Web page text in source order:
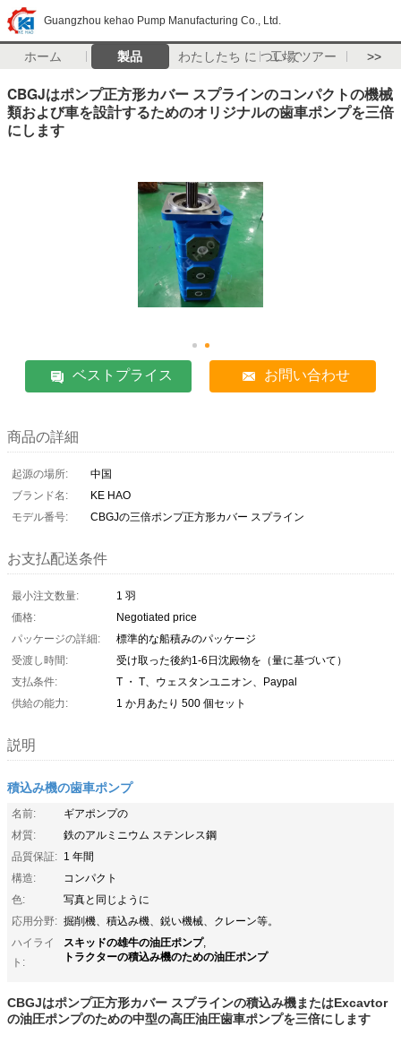
Guangzhou kehao Pump Manufacturing Co., Ltd.
ホーム 製品 わたしたち に つい て工場 ツアー >>
CBGJはポンプ正方形カバー スプラインのコンパクトの機械
類および車を設計するためのオリジナルの歯車ポンプを三倍
にします
ベストプライス お問い合わせ
商品の詳細
起源の場所:
中国
ブランド名:
KE HAO
モデル番号:
CBGJの三倍ポンプ正方形カバー スプライン
お支払配送条件
最小注文数量:
1 羽
価格:
Negotiated price
パッケージの詳細:
標準的な船積みのパッケージ
受渡し時間:
受け取った後約1-6日沈殿物を（量に基づいて）
支払条件:
T ・ T、ウェスタンユニオン、Paypal
供給の能力:
1 か月あたり 500 個セット
説明
積込み機の歯車ポンプ
名前:
ギアポンプの
材質:
鉄のアルミニウム ステンレス鋼
品質保証: 1 年間
構造:
コンパクト
色:
写真と同じように
応用分野: 掘削機、積込み機、鋭い機械、クレーン等。
ハイライ
ト:
スキッドの雄牛の油圧ポンプ,
トラクターの積込み機のための油圧ポンプ
CBGJはポンプ正方形カバー スプラインの積込み機またはExcavtor
の油圧ポンプのための中型の高圧油圧歯車ポンプを三倍にします